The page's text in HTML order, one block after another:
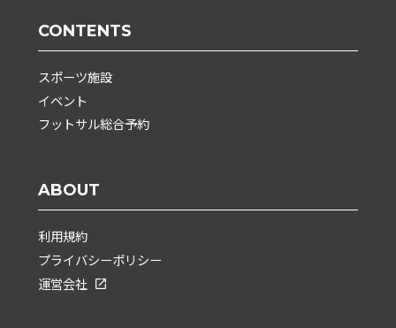
CONTENTS
スポーツ施設
イベント
フットサル総合予約
ABOUT
利用規約
プライバシーポリシー
運営会社